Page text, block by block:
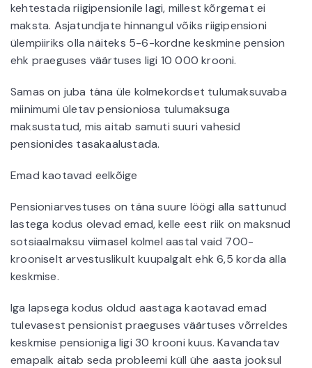
kehtestada riigipensionile lagi, millest kõrgemat ei
maksta. Asjatundjate hinnangul võiks riigipensioni
ülempiiriks olla näiteks 5-6-kordne keskmine pension
ehk praeguses väärtuses ligi 10 000 krooni.
Samas on juba täna üle kolmekordset tulumaksuvaba
miinimumi ületav pensioniosa tulumaksuga
maksustatud, mis aitab samuti suuri vahesid
pensionides tasakaalustada.
Emad kaotavad eelkõige
Pensioniarvestuses on täna suure löögi alla sattunud
lastega kodus olevad emad, kelle eest riik on maksnud
sotsiaalmaksu viimasel kolmel aastal vaid 700-
krooniselt arvestuslikult kuupalgalt ehk 6,5 korda alla
keskmise.
Iga lapsega kodus oldud aastaga kaotavad emad
tulevasest pensionist praeguses väärtuses võrreldes
keskmise pensioniga ligi 30 krooni kuus. Kavandatav
emapalk aitab seda probleemi küll ühe aasta jooksul